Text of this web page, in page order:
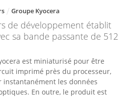
Groupe Kyocera
de développement établit
sa bande passante de 512
est miniaturisé pour être
imprimé près du processeur,
les données
En outre, le produit est